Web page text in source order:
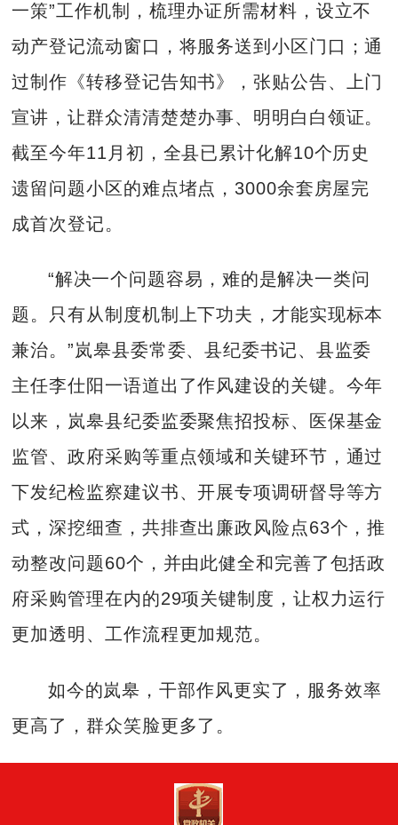
一策”工作机制，梳理办证所需材料，设立不
动产登记流动窗口，将服务送到小区门口；通
过制作《转移登记告知书》，张贴公告、上门
宣讲，让群众清清楚楚办事、明明白白领证。
截至今年11月初，全县已累计化解10个历史
遗留问题小区的难点堵点，3000余套房屋完
成首次登记。
“解决一个问题容易，难的是解决一类问
题。只有从制度机制上下功夫，才能实现标本
兼治。”岚皋县委常委、县纪委书记、县监委
主任李仕阳一语道出了作风建设的关键。今年
以来，岚皋县纪委监委聚焦招投标、医保基金
监管、政府采购等重点领域和关键环节，通过
下发纪检监察建议书、开展专项调研督导等方
式，深挖细查，共排查出廉政风险点63个，推
动整改问题60个，并由此健全和完善了包括政
府采购管理在内的29项关键制度，让权力运行
更加透明、工作流程更加规范。
如今的岚皋，干部作风更实了，服务效率
更高了，群众笑脸更多了。